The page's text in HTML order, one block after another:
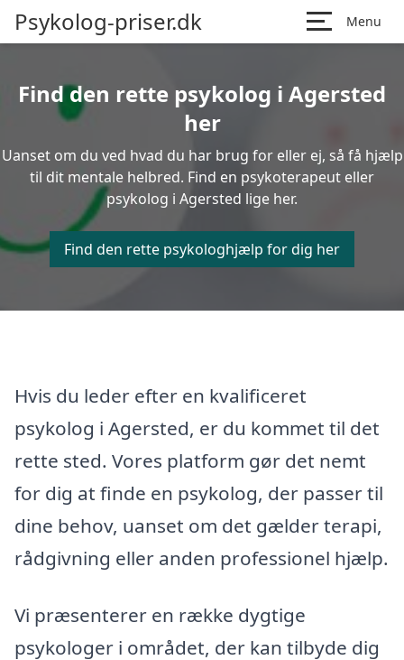
Psykolog-priser.dk Menu
Find den rette psykolog i Agersted
her
Uanset om du ved hvad du har brug for eller ej, så få hjælp
til dit mentale helbred. Find en psykoterapeut eller
psykolog i Agersted lige her.
Find den rette psykologhjælp for dig her
Hvis du leder efter en kvalificeret
psykolog i Agersted, er du kommet til det
rette sted. Vores platform gør det nemt
for dig at finde en psykolog, der passer til
dine behov, uanset om det gælder terapi,
rådgivning eller anden professionel hjælp.
Vi præsenterer en række dygtige
psykologer i området, der kan tilbyde dig